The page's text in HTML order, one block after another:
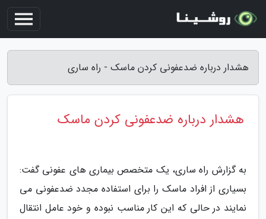
هشدار درباره ضدعفونی کردن ماسک - راه ساری
هشدار درباره ضدعفونی کردن ماسک
به گزارش راه ساری، یک متخصص بیماری های عفونی گفت:
بسیاری از افراد ماسک را برای استفاده مجدد ضدعفونی می
نمایند در حالی که این کار مناسب نبوده و خود عامل انتقال